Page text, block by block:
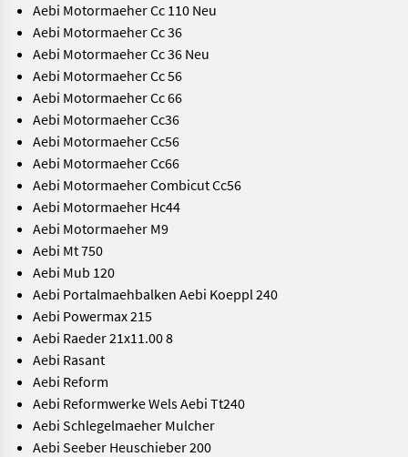
Aebi Motormaeher Cc 110 Neu
Aebi Motormaeher Cc 36
Aebi Motormaeher Cc 36 Neu
Aebi Motormaeher Cc 56
Aebi Motormaeher Cc 66
Aebi Motormaeher Cc36
Aebi Motormaeher Cc56
Aebi Motormaeher Cc66
Aebi Motormaeher Combicut Cc56
Aebi Motormaeher Hc44
Aebi Motormaeher M9
Aebi Mt 750
Aebi Mub 120
Aebi Portalmaehbalken Aebi Koeppl 240
Aebi Powermax 215
Aebi Raeder 21x11.00 8
Aebi Rasant
Aebi Reform
Aebi Reformwerke Wels Aebi Tt240
Aebi Schlegelmaeher Mulcher
Aebi Seeber Heuschieber 200